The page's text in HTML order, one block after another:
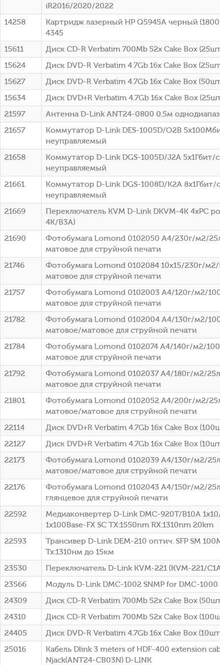
iR2016/2020/2022
14258
Картридж лазерный HP Q5945A черный
4345
15611
Диск CD-R Verbatim 700Mb 52x Cake Box
15624
Диск DVD-R Verbatim 4.7Gb 16x Cake Box
15627
Диск DVD-R Verbatim 4.7Gb 16x Cake Box
15634
Диск DVD+R Verbatim 4.7Gb 16x Cake Box
21597
Антенна D-Link ANT24-0800 0.5м
21657
Коммутатор D-Link DES-1005D/O2B
неуправляемый
21658
Коммутатор D-Link DGS-1005D/J2A 5x1Гбит/с
неуправляемый
21661
Коммутатор D-Link DGS-1008D/K2A 8x1Гбит/с
неуправляемый
21669
Переключатель KVM D-Link DKVM-4K 4xPC
4K/B3A)
21690
Фотобумага Lomond 0102050 A4/230г/м2/
матовое для струйной печати
21746
Фотобумага Lomond 0102084 10x15/230г/
матовое для струйной печати
21757
Фотобумага Lomond 0102003 A4/120г/м2/
матовое для струйной печати
21782
Фотобумага Lomond 0102004 A4/130г/м2/
матовое/матовое для струйной печати
21784
Фотобумага Lomond 0102074 A4/140г/м2/
матовое для струйной печати
21792
Фотобумага Lomond 0102037 A4/180г/м2/
матовое для струйной печати
21801
Фотобумага Lomond 0102052 A4/200г/м2/
матовое/матовое для струйной печати
22114
Диск DVD+R Verbatim 4.7Gb 16x Cake Box
22127
Диск DVD+R Verbatim 4.7Gb 16x Cake Box
22173
Фотобумага Lomond 0102039 A4/130г/м2/
матовое/матовое для струйной печати
22176
Фотобумага Lomond 0102043 A4/150г/м2/
глянцевое для струйной печати
22592
Медиаконвертер D-Link DMC-920T/B10A
1x100Base-FX SC ТХ:1550nm RX:1310nm 20km
22593
Трансивер D-Link DEM-210 оптич. SFP SM
Tx:1310нм до 15км
23530
Переключатель D-Link KVM-221 (KVM-221/
23566
Модуль D-Link DMC-1002 SNMP for DMC-1000
24309
Диск CD-R Verbatim 700Mb 52x Cake Box
24310
Диск CD-R Verbatim 700Mb 52x Cake Box
24405
Диск DVD-R Verbatim 4.7Gb 16x Cake Box
25016
Кабель Dlink 3 meters of HDF-400 extension
Njack(ANT24-CB03N) D-LINK